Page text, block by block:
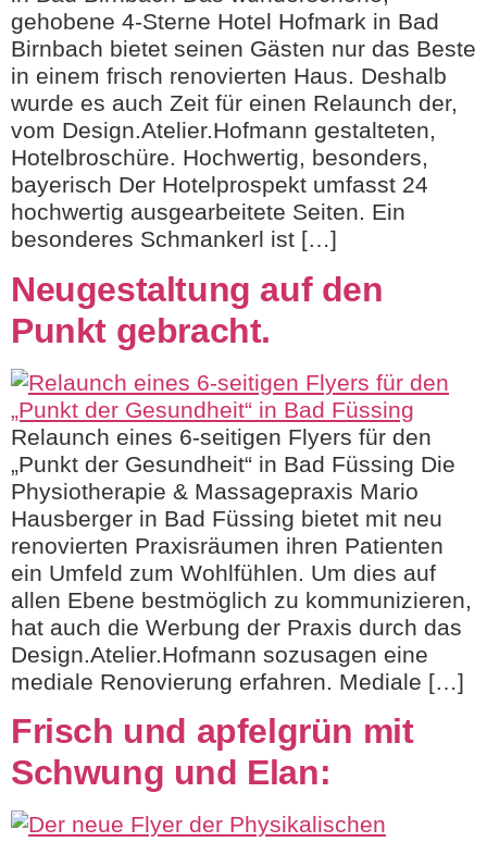
gehobene 4-Sterne Hotel Hofmark in Bad
Birnbach bietet seinen Gästen nur das Beste
in einem frisch renovierten Haus. Deshalb
wurde es auch Zeit für einen Relaunch der,
vom Design.Atelier.Hofmann gestalteten,
Hotelbroschüre. Hochwertig, besonders,
bayerisch Der Hotelprospekt umfasst 24
hochwertig ausgearbeitete Seiten. Ein
besonderes Schmankerl ist […]
Neugestaltung auf den
Punkt gebracht.
Relaunch eines 6-seitigen Flyers für den
„Punkt der Gesundheit“ in Bad Füssing Die
Physiotherapie & Massagepraxis Mario
Hausberger in Bad Füssing bietet mit neu
renovierten Praxisräumen ihren Patienten
ein Umfeld zum Wohlfühlen. Um dies auf
allen Ebene bestmöglich zu kommunizieren,
hat auch die Werbung der Praxis durch das
Design.Atelier.Hofmann sozusagen eine
mediale Renovierung erfahren. Mediale […]
Frisch und apfelgrün mit
Schwung und Elan: